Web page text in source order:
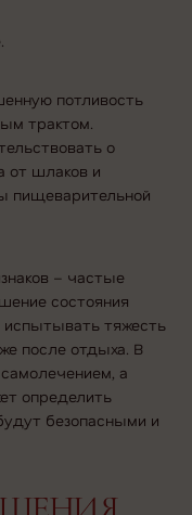
потливость
трактом.
о
от шлаков и
пищеварительной
– частые
состояния
испытывать тяжесть
после отдыха. В
а
определить
безопасными и